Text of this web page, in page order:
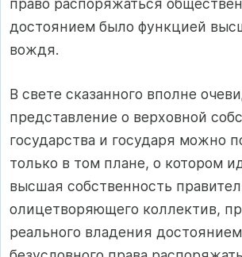
право распоряжаться
достоянием было функцией
вождя.
В свете сказанного вполне
представление о верховной
государства и государя можно
только в том плане, о котором
высшая собственность
олицетворяющего коллектив,
реального владения